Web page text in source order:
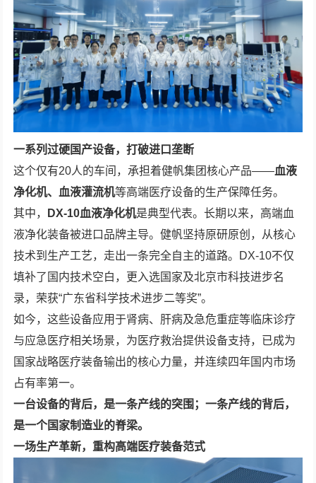
一系列过硬国产设备，打破进口垄断
这个仅有20人的车间，承担着健帆集团核心产品——血液
净化机、血液灌流机等高端医疗设备的生产保障任务。
其中，
DX-10血液净化机是典型代表。长期以来，高端血
液净化装备被进口品牌主导。健帆坚持原研原创，从核心
技术到生产工艺，走出一条完全自主的道路。DX-10不仅
填补了国内技术空白，更入选国家及北京市科技进步名
录，荣获“广东省科学技术进步二等奖”。
如今，这些设备应用于肾病、肝病及急危重症等临床诊疗
与应急医疗相关场景，为医疗救治提供设备支持，已成为
国家战略医疗装备输出的核心力量，并连续四年国内市场
占有率第一。
一台设备的背后，是一条产线的突围；一条产线的背后，
是一个国家制造业的脊梁。
一场生产革新，重构高端医疗装备范式